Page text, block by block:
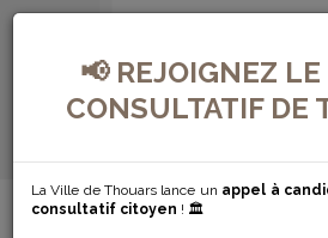
📢 REJOIGNEZ
CONSULTATIF DE
La Ville de Thouars lance un appel à
consultatif citoyen ! 🏛️
MENU DE